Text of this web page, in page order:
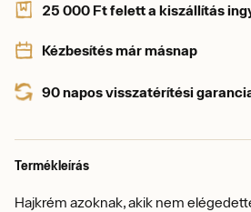
25 000 Ft felett a kiszállítás
Kézbesítés már másnap
90 napos visszatérítési
Termékleírás
Hajkrém azoknak, akik nem